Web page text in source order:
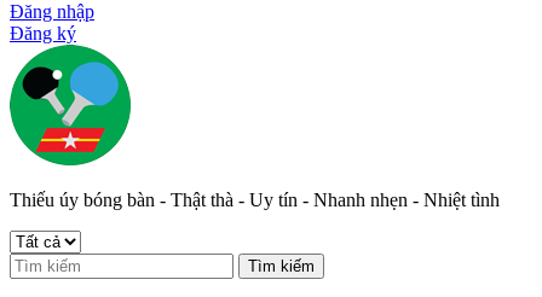
Đăng nhập
Đăng ký
Thiếu úy bóng bàn - Thật thà - Uy tín - Nhanh nhẹn - Nhiệt tình
Tìm kiếm